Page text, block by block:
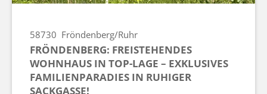
58730 Fröndenberg/Ruhr
FRÖNDENBERG: FREISTEHENDES
WOHNHAUS IN TOP-LAGE – EXKLUSIVES
FAMILIENPARADIES IN RUHIGER
SACKGASSE!